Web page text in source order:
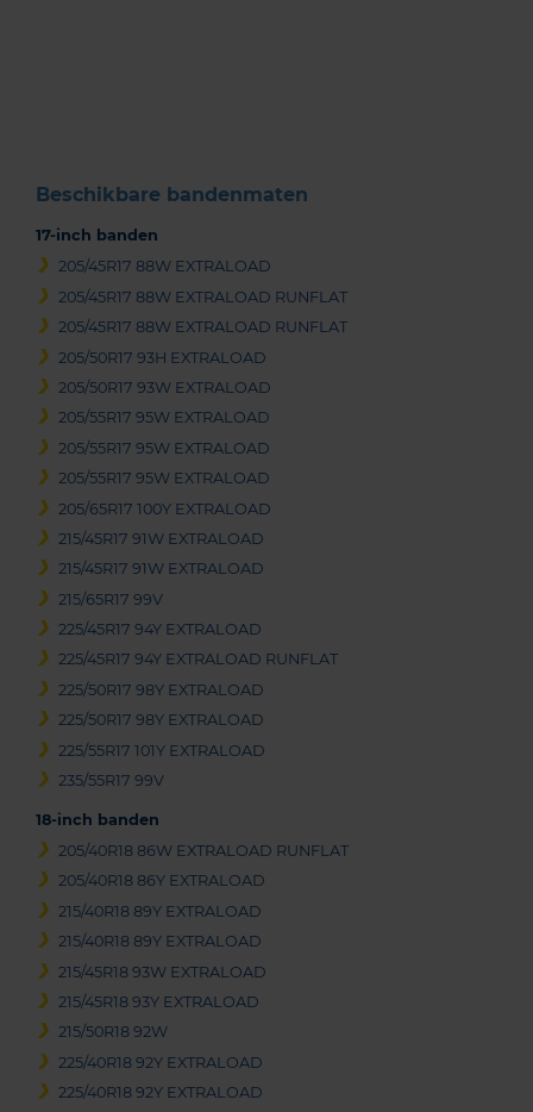
Beschikbare bandenmaten
17-inch banden
205/45R17 88W EXTRALOAD
205/45R17 88W EXTRALOAD RUNFLAT
205/45R17 88W EXTRALOAD RUNFLAT
205/50R17 93H EXTRALOAD
205/50R17 93W EXTRALOAD
205/55R17 95W EXTRALOAD
205/55R17 95W EXTRALOAD
205/55R17 95W EXTRALOAD
205/65R17 100Y EXTRALOAD
215/45R17 91W EXTRALOAD
215/45R17 91W EXTRALOAD
215/65R17 99V
225/45R17 94Y EXTRALOAD
225/45R17 94Y EXTRALOAD RUNFLAT
225/50R17 98Y EXTRALOAD
225/50R17 98Y EXTRALOAD
225/55R17 101Y EXTRALOAD
235/55R17 99V
18-inch banden
205/40R18 86W EXTRALOAD RUNFLAT
205/40R18 86Y EXTRALOAD
215/40R18 89Y EXTRALOAD
215/40R18 89Y EXTRALOAD
215/45R18 93W EXTRALOAD
215/45R18 93Y EXTRALOAD
215/50R18 92W
225/40R18 92Y EXTRALOAD
225/40R18 92Y EXTRALOAD